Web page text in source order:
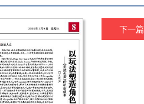
下一篇